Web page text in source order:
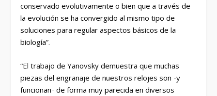
conservado evolutivamente o bien que a través de
la evolución se ha convergido al mismo tipo de
soluciones para regular aspectos básicos de la
biología”.
“El trabajo de Yanovsky demuestra que muchas
piezas del engranaje de nuestros relojes son -y
funcionan- de forma muy parecida en diversos